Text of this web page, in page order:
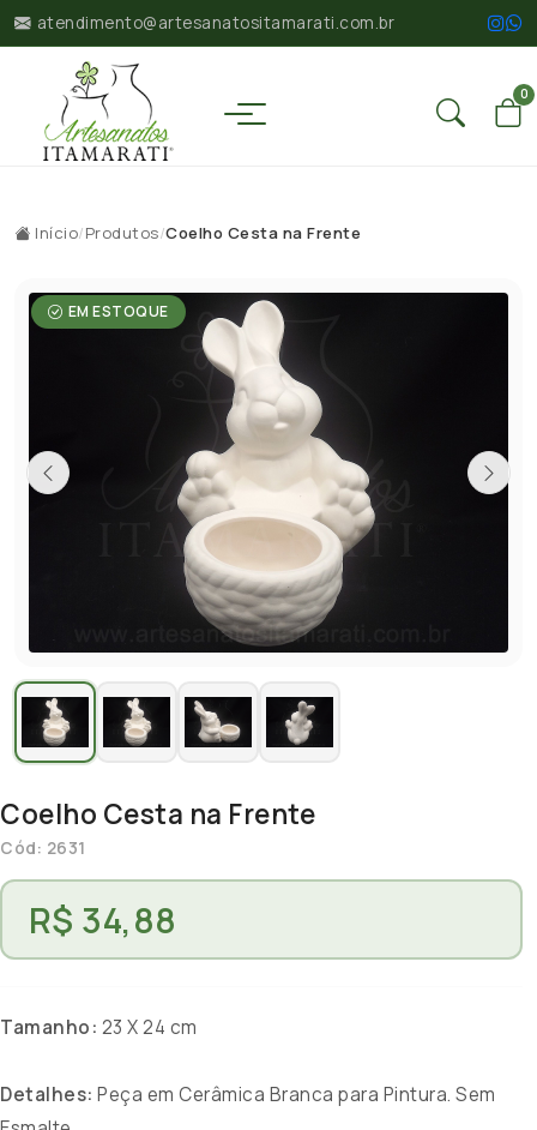
atendimento@artesanatositamarati.com.br
0
Início/Produtos/Coelho Cesta na Frente
EM ESTOQUE
Coelho Cesta na Frente
Cód: 2631
R$ 34,88
Tamanho: 23 X 24 cm
Detalhes: Peça em Cerâmica Branca para Pintura. Sem